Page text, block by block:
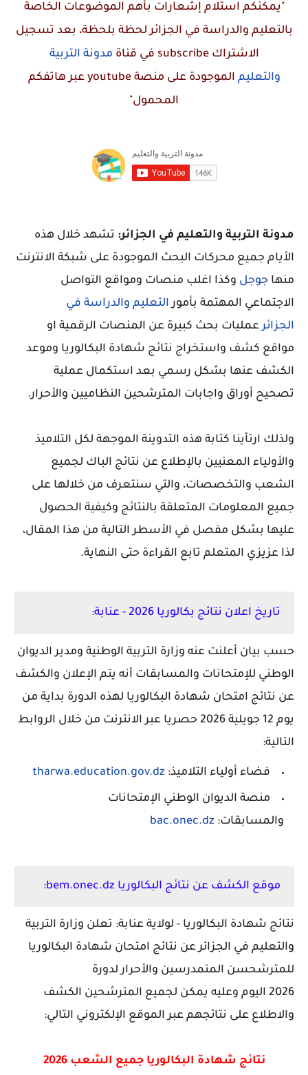
"يمكنكم استلام إشعارات بأهم الموضوعات الخاصة
بالتعليم والدراسة في الجزائر لحظة بلحظة، بعد تسجيل
الاشتراكsubscribe في قناة مدونة التربية
والتعليم الموجودة على منصةyoutube عبر هاتفكم
المحمول"
مدونة التربية والتعليم في الجزائر: تشهد خلال هذه
الأيام جميع محركات البحث الموجودة على شبكة الانترنت
منها جوجل وكذا اغلب منصات ومواقع التواصل
الاجتماعي المهتمة بأمور التعليم والدراسة في
الجزائرعمليات بحث كبيرة عن المنصات الرقمية او
مواقع كشف واستخراج نتائج شهادة البكالوريا وموعد
الكشف عنها بشكل رسمي بعد استكمال عملية
تصحيح أوراق واجابات المترشحين النظاميين والأحرار.
ولذلك ارتأينا كتابة هذه التدوينة الموجهة لكل التلاميذ
والأولياء المعنيين بالإطلاع عن نتائج الباك لجميع
الشعب والتخصصات، والتي سنتعرف من خلالها على
جميع المعلومات المتعلقة بالنتائج وكيفية الحصول
عليها بشكل مفصل في الأسطر التالية من هذا المقال،
لذا عزيزي المتعلم تابع القراءة حتى النهاية.
تاريخ اعلان نتائج بكالوريا 2026 - عنابة:
حسب بيان أعلنت عنه وزارة التربية الوطنية ومدير الديوان
الوطني للإمتحانات والمسابقات أنه يتم الإعلان والكشف
عن نتائج امتحان شهادة البكالوريا لهذه الدورة بداية من
يوم 12 جويلية 2026 حصريا عبر الانترنت من خلال الروابط
التالية:
فضاء أولياء التلاميذ: tharwa.education.gov.dz
منصة الديوان الوطني الإمتحانات
والمسابقات: bac.onec.dz
موقع الكشف عن نتائج البكالوريا bem.onec.dz:
نتائج شهادة البكالوريا - لولاية عنابة: تعلن وزارة التربية
والتعليم في الجزائر عن نتائج امتحان شهادة البكالوريا
للمترشحسن المتمدرسين والأحرار لدورة
2026 اليوم
وعليه يمكن لجميع المترشحين الكشف
والاطلاع على نتائجهم عبر الموقع الإلكتروني التالي:
نتائج شهادة البكالوريا جميع الشعب 2026